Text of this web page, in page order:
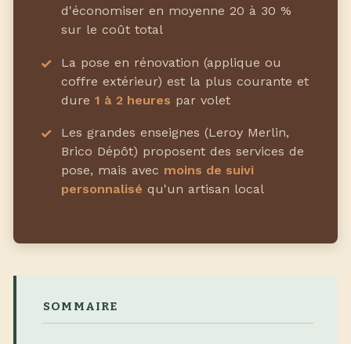
d'économiser en moyenne 20 à 30 %
sur le coût total
La pose en rénovation (applique ou
coffre extérieur) est la plus courante et
dure1 à 2 heures par volet
Les grandes enseignes (Leroy Merlin,
Brico Dépôt) proposent des services de
pose, mais avec moins de suivi
personnalisé qu'un artisan local
SOMMAIRE